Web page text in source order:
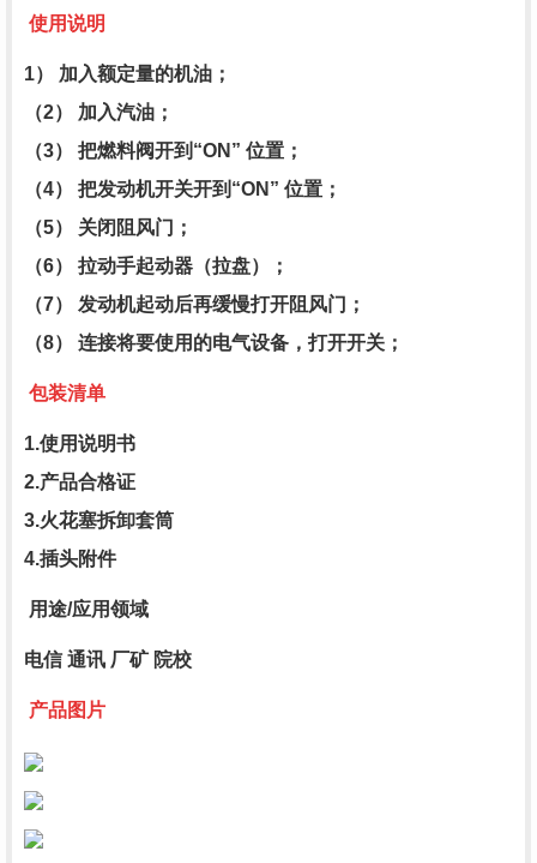
使用说明
1） 加入额定量的机油；
（2） 加入汽油；
（3） 把燃料阀开到“ON” 位置；
（4） 把发动机开关开到“ON” 位置；
（5） 关闭阻风门；
（6） 拉动手起动器（拉盘）；
（7） 发动机起动后再缓慢打开阻风门；
（8） 连接将要使用的电气设备，打开开关；
包装清单
1.使用说明书
2.产品合格证
3.火花塞拆卸套筒
4.插头附件
用途/应用领域
电信 通讯 厂矿 院校
产品图片